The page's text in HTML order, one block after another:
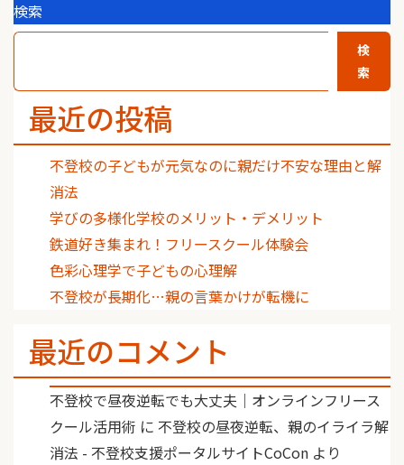
検索
検
索
最近の投稿
不登校の子どもが元気なのに親だけ不安な理由と解
消法
学びの多様化学校のメリット・デメリット
鉄道好き集まれ！フリースクール体験会
色彩心理学で子どもの心理解
不登校が長期化…親の言葉かけが転機に
最近のコメント
不登校で昼夜逆転でも大丈夫｜オンラインフリース
クール活用術 に 不登校の昼夜逆転、親のイライラ解
消法 - 不登校支援ポータルサイトCoCon より